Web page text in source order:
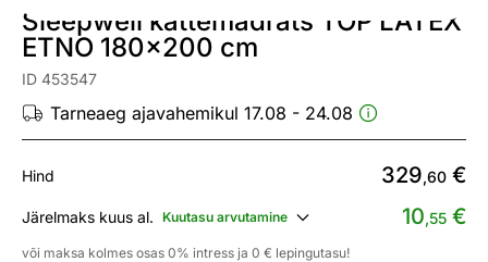
Sleepwell kattemadrats TOP LATEX
ETNO 180x200 cm
ID 453547
Tarneaeg ajavahemikul 17.08 - 24.08
Hind 329,60 €
Järelmaks kuus al. Kuutasu arvutamine 10,55 €
või maksa kolmes osas 0% intress ja 0 € lepingutasu!